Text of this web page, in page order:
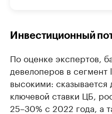
Инвестиционный
По оценке экспертов,
девелоперов в
высокими: сказывается
ключевой ставки ЦБ,
25–30% с 2022 года, а